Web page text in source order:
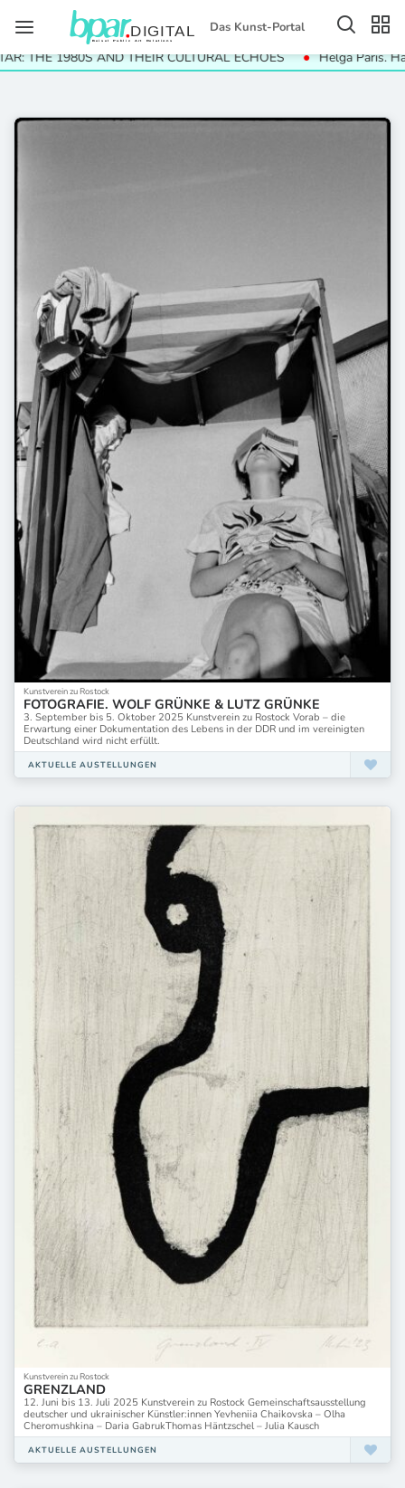
Das Kunst-Portal
THEIR CULTURAL ECHOES Helga Paris. Häuser und
Kunstverein zu Rostock
FOTOGRAFIE. WOLF GRÜNKE & LUTZ GRÜNKE
3. September bis 5. Oktober 2025 Kunstverein zu Rostock Vorab – die
Erwartung einer Dokumentation des Lebens in der DDR und im vereinigten
Deutschland wird nicht erfüllt.
AKTUELLE AUSTELLUNGEN
Kunstverein zu Rostock
GRENZLAND
12. Juni bis 13. Juli 2025 Kunstverein zu Rostock Gemeinschaftsausstellung
deutscher und ukrainischer Künstler:innen Yevheniia Chaikovska – Olha
Cheromushkina – Daria GabrukThomas Häntzschel – Julia Kausch
AKTUELLE AUSTELLUNGEN